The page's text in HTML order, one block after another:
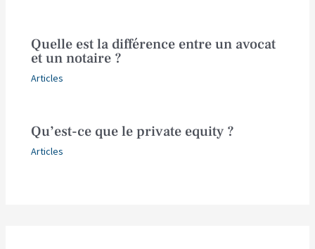
Quelle est la différence entre un avocat
et un notaire ?
Articles
Qu’est-ce que le private equity ?
Articles